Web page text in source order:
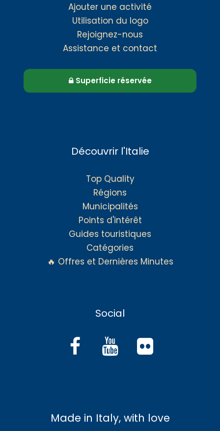
Ajouter une activité
Utilisation du logo
Rejoignez-nous
Assistance et contact
Superficie réservée
Découvrir l'Italie
Top Quality
Régions
Municipalités
Points d'intérêt
Guides touristiques
Catégories
🔥 Offres et Dernières Minutes
Social
Made in Italy, with love